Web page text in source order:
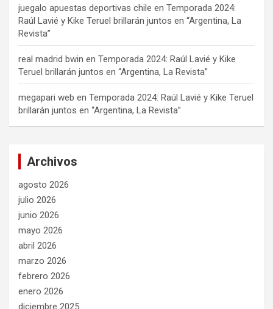
juegalo apuestas deportivas chile en Temporada 2024:
Raúl Lavié y Kike Teruel brillarán juntos en “Argentina, La
Revista”
real madrid bwin en Temporada 2024: Raúl Lavié y Kike
Teruel brillarán juntos en “Argentina, La Revista”
megapari web en Temporada 2024: Raúl Lavié y Kike Teruel
brillarán juntos en “Argentina, La Revista”
Archivos
agosto 2026
julio 2026
junio 2026
mayo 2026
abril 2026
marzo 2026
febrero 2026
enero 2026
diciembre 2025